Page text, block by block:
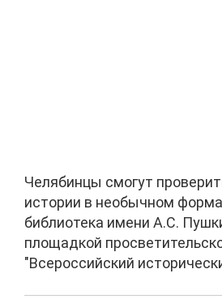
Челябинцы смогут
истории в необычном
библиотека имени А.С.
площадкой
"Всероссийский